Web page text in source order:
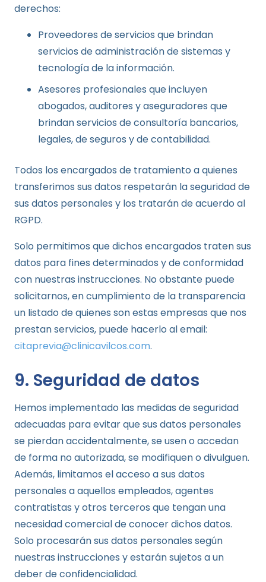
derechos:
Proveedores de servicios que brindan
servicios de administración de sistemas y
tecnología de la información.
Asesores profesionales que incluyen
abogados, auditores y aseguradores que
brindan servicios de consultoría bancarios,
legales, de seguros y de contabilidad.
Todos los encargados de tratamiento a quienes
transferimos sus datos respetarán la seguridad de
sus datos personales y los tratarán de acuerdo al
RGPD.
Solo permitimos que dichos encargados traten sus
datos para fines determinados y de conformidad
con nuestras instrucciones. No obstante puede
solicitarnos, en cumplimiento de la transparencia
un listado de quienes son estas empresas que nos
prestan servicios, puede hacerlo al email:
citaprevia@clinicavilcos.com.
9. Seguridad de datos
Hemos implementado las medidas de seguridad
adecuadas para evitar que sus datos personales
se pierdan accidentalmente, se usen o accedan
de forma no autorizada, se modifiquen o divulguen.
Además, limitamos el acceso a sus datos
personales a aquellos empleados, agentes
contratistas y otros terceros que tengan una
necesidad comercial de conocer dichos datos.
Solo procesarán sus datos personales según
nuestras instrucciones y estarán sujetos a un
deber de confidencialidad.